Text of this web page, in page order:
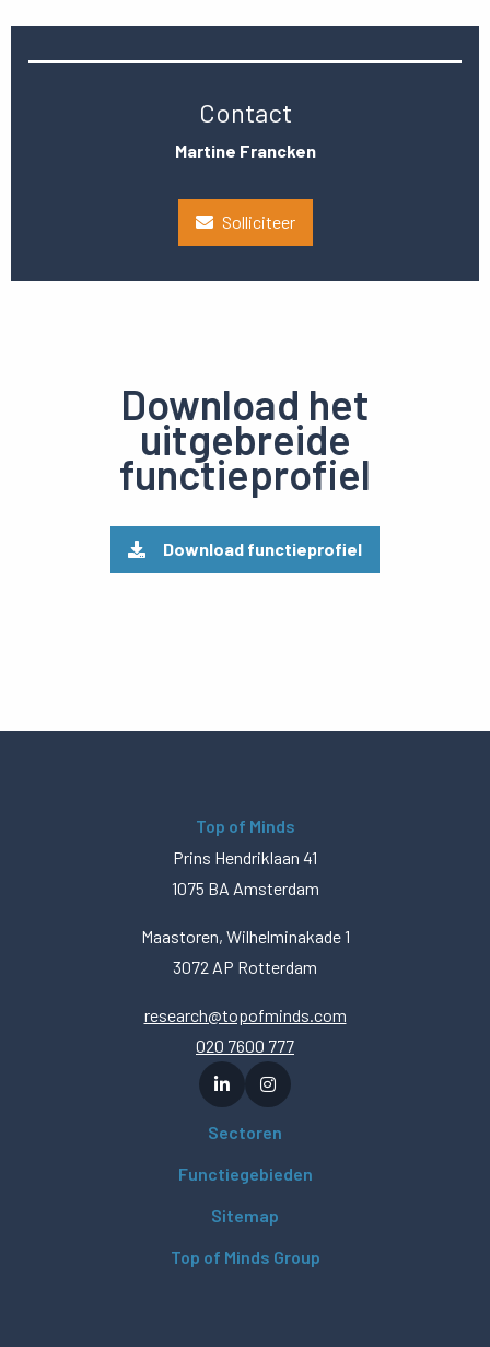
Contact
Martine Francken
Solliciteer
Download het
uitgebreide
functieprofiel
Download functieprofiel
Top of Minds
Prins Hendriklaan 41
1075 BA Amsterdam
Maastoren, Wilhelminakade 1
3072 AP Rotterdam
research@topofminds.com
020 7600 777
Sectoren
Functiegebieden
Sitemap
Top of Minds Group